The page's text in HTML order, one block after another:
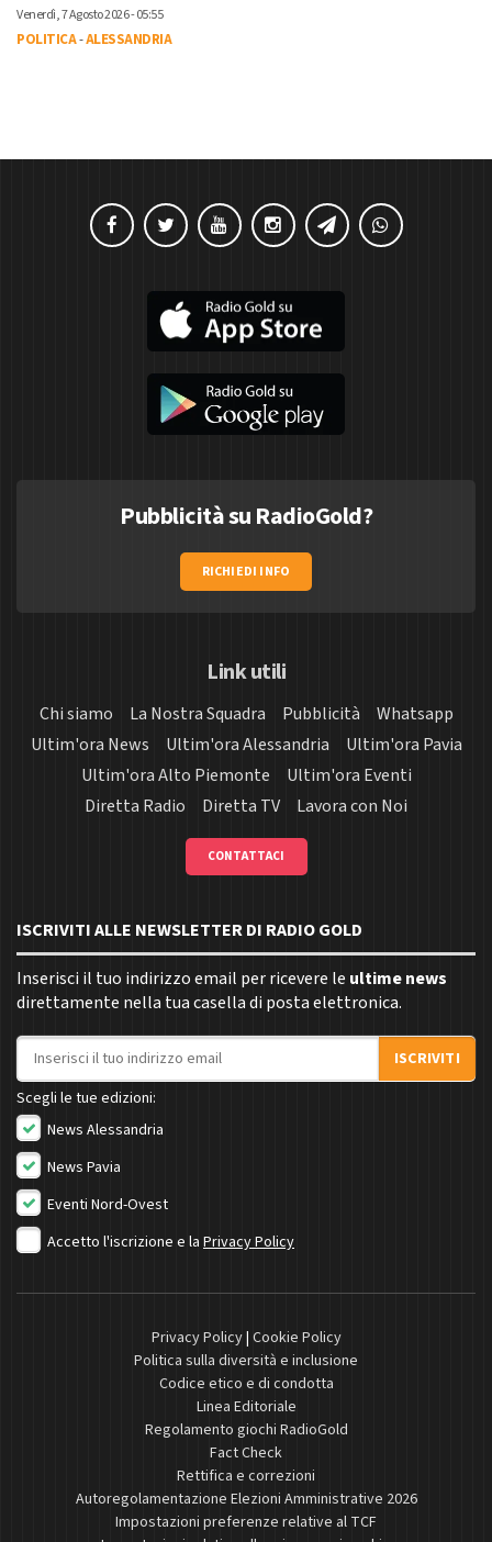
Venerdì, 7 Agosto 2026 - 05:55
POLITICA-ALESSANDRIA
Pubblicità su RadioGold?
RICHIEDI INFO
Link utili
Chi siamo La Nostra Squadra Pubblicità
Whatsapp
Ultim'ora News
Ultim'ora Alessandria
Ultim'ora Pavia
Ultim'ora Alto Piemonte
Ultim'ora Eventi
Diretta Radio
Diretta TV Lavora con Noi
CONTATTACI
ISCRIVITI ALLE NEWSLETTER DI RADIO GOLD
Inserisci il tuo indirizzo email per ricevere le ultime news
direttamente nella tua casella di posta elettronica.
Indirizzo email
ISCRIVITI
Scegli le tue edizioni:
News Alessandria
News Pavia
Eventi Nord-Ovest
Accetto l'iscrizione e la Privacy Policy
Privacy Policy| Cookie Policy
Politica sulla diversità e inclusione
Codice etico e di condotta
Linea Editoriale
Regolamento giochi RadioGold
Fact Check
Rettifica e correzioni
Autoregolamentazione Elezioni Amministrative 2026
Impostazioni preferenze relative al TCF